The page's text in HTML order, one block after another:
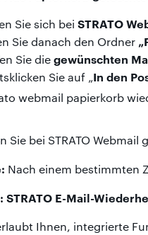
Sie sich bei STRATO
Sie danach den Ordner
Sie diegewünschten
Sie auf „In den
Sie bei STRATO
Nach einem bestimmten
STRATO E-Mail-
Ihnen, integrierte